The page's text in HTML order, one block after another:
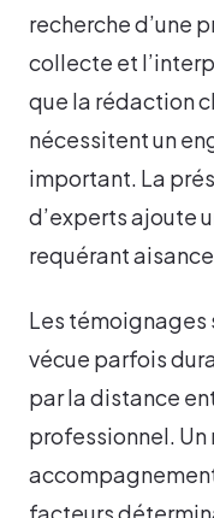
recherche d’une
collecte et
que la rédaction
nécessitent un
important. La
d’experts ajoute
requérant
Les témoignages
vécue parfois
par la distance
professionnel. Un
facteurs